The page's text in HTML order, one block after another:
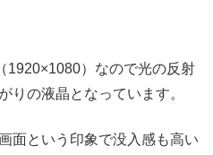
1920×1080）なので光の反射
りの液晶となっています。
面という印象で没入感も高い